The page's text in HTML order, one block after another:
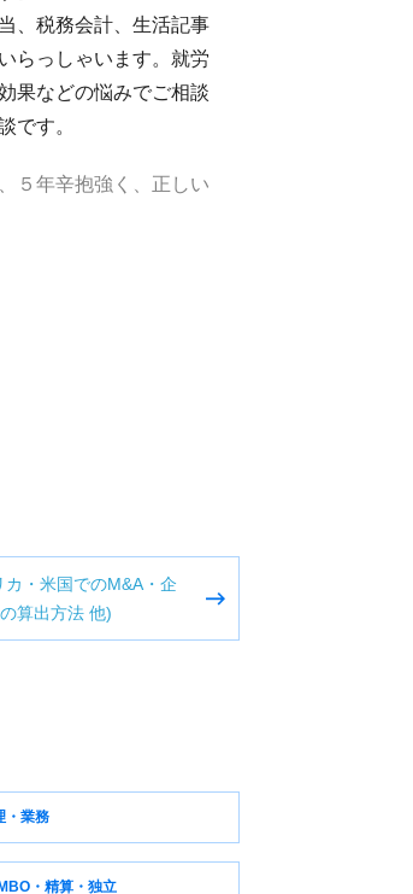
、税務会計、生活記事
らっしゃいます。就労
果などの悩みでご相談
です。
５年辛抱強く、正しい
・米国でのM&A・企
算出方法 他)
・業務
・精算・独立